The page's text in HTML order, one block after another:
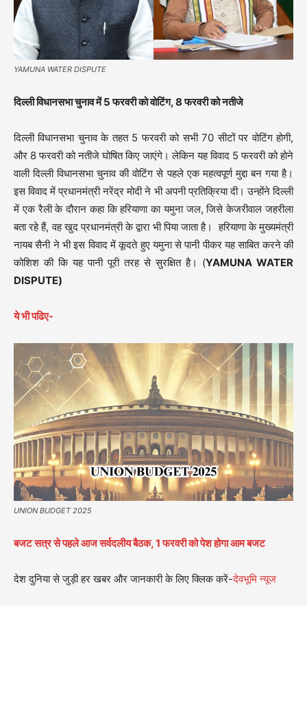
YAMUNA WATER DISPUTE
दिल्ली विधानसभा चुनाव में 5 फरवरी को वोटिंग, 8 फरवरी को नतीजे
दिल्ली विधानसभा चुनाव के तहत 5 फरवरी को सभी 70 सीटों पर वोटिंग होगी,
और 8 फरवरी को नतीजे घोषित किए जाएंगे। लेकिन यह विवाद 5 फरवरी को होने
वाली दिल्ली विधानसभा चुनाव की वोटिंग से पहले एक महत्वपूर्ण मुद्दा बन गया है।
इस विवाद में प्रधानमंत्री नरेंद्र मोदी ने भी अपनी प्रतिक्रिया दी। उन्होंने दिल्ली
में एक रैली के दौरान कहा कि हरियाणा का यमुना जल, जिसे केजरीवाल जहरीला
बता रहे हैं, वह खुद प्रधानमंत्री के द्वारा भी पिया जाता है। हरियाणा के मुख्यमंत्री
नायब सैनी ने भी इस विवाद में कूदते हुए यमुना से पानी पीकर यह साबित करने की
कोशिश की कि यह पानी पूरी तरह से सुरक्षित है। (YAMUNA WATER
DISPUTE)
ये भी पढिए-
UNION BUDGET 2025
बजट सत्र से पहले आज सर्वदलीय बैठक, 1 फरवरी को पेश होगा आम बजट
देश दुनिया से जुड़ी हर खबर और जानकारी के लिए क्लिक करें-देवभूमि न्यूज